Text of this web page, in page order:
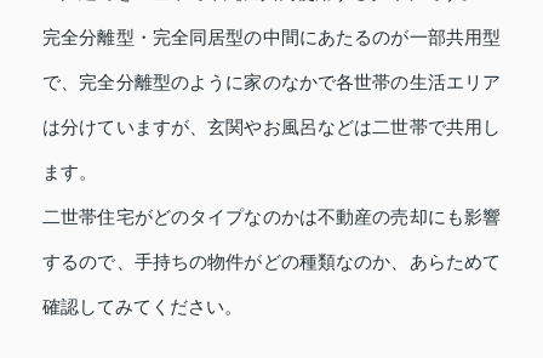
完全分離型・完全同居型の中間にあたるのが一部共用型
で、完全分離型のように家のなかで各世帯の生活エリア
は分けていますが、玄関やお風呂などは二世帯で共用し
ます。
二世帯住宅がどのタイプなのかは不動産の売却にも影響
するので、手持ちの物件がどの種類なのか、あらためて
確認してみてください。